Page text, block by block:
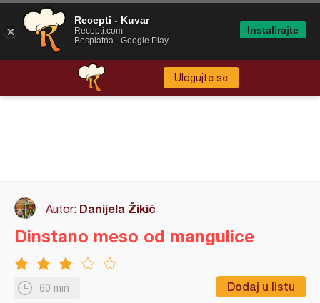
Ulogujte se
Autor: Danijela Žikić
60 min Dodaj u listu
Dinstano meso od mangulice
Recepti - Kuvar
Recepti.com
Besplatna - Google Play
Instalirajte